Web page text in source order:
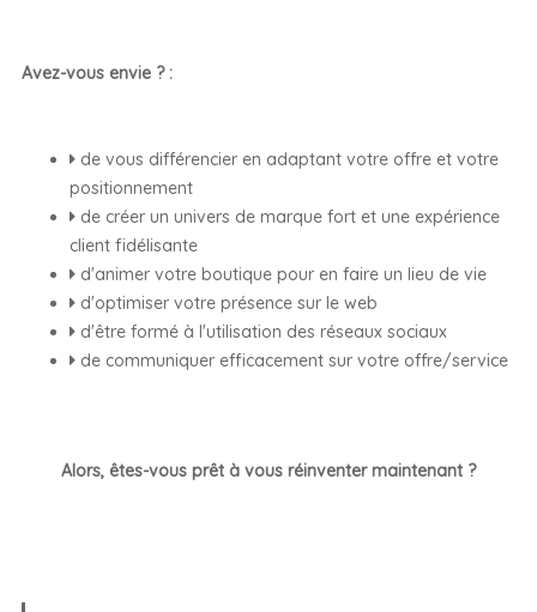
Avez-vous envie ? :
de vous différencier en adaptant votre offre et votre
positionnement
de créer un univers de marque fort et une expérience
client fidélisante
d'animer votre boutique pour en faire un lieu de vie
d'optimiser votre présence sur le web
d'être formé à l'utilisation des réseaux sociaux
de communiquer efficacement sur votre offre/service
Alors, êtes-vous prêt à vous réinventer maintenant ?